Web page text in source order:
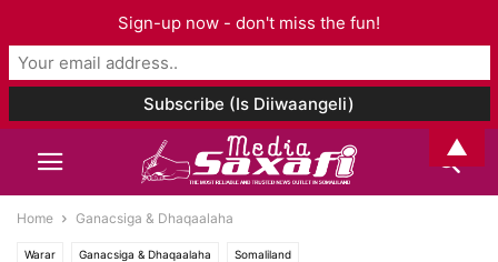
Home Ganacsiga & Dhaqaalaha
Warar Ganacsiga & Dhaqaalaha Somaliland
Sign-up now - don't miss the fun!
▲